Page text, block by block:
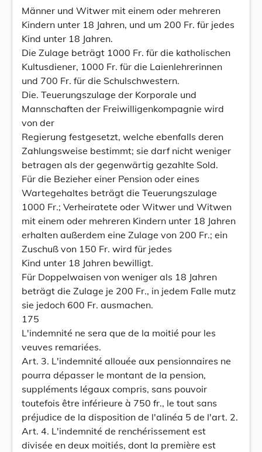
Männer und Witwer mit einem oder mehreren
Kindern unter 18 Jahren, und um 200 Fr. für jedes
Kind unter 18 Jahren.
Die Zulage beträgt 1000 Fr. für die katholischen
Kultusdiener, 1000 Fr. für die Laienlehrerinnen
und 700 Fr. für die Schulschwestern.
Die. Teuerungszulage der Korporale und
Mannschaften der Freiwilligenkompagnie wird
von der
Regierung festgesetzt, welche ebenfalls deren
Zahlungsweise bestimmt; sie darf nicht weniger
betragen als der gegenwärtig gezahlte Sold.
Für die Bezieher einer Pension oder eines
Wartegehaltes beträgt die Teuerungszulage
1000 Fr.; Verheiratete oder Witwer und Witwen
mit einem oder mehreren Kindern unter 18 Jahren
erhalten außerdem eine Zulage von 200 Fr.; ein
Zuschuß von 150 Fr. wird für jedes
Kind unter 18 Jahren bewilligt.
Für Doppelwaisen von weniger als 18 Jahren
beträgt die Zulage je 200 Fr., in jedem Falle mutz
sie jedoch 600 Fr. ausmachen.
175
L'indemnité ne sera que de la moitié pour les
veuves remariées.
Art. 3. L'indemnité allouée aux pensionnaires ne
pourra dépasser le montant de la pension,
suppléments légaux compris, sans pouvoir
toutefois être inférieure à 750 fr., le tout sans
préjudice de la disposition de l'alinéa 5 de l'art. 2.
Art. 4. L'indemnité de renchérissement est
divisée en deux moitiés, dont la première est